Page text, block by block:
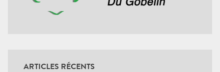
ARTICLES RÉCENTS